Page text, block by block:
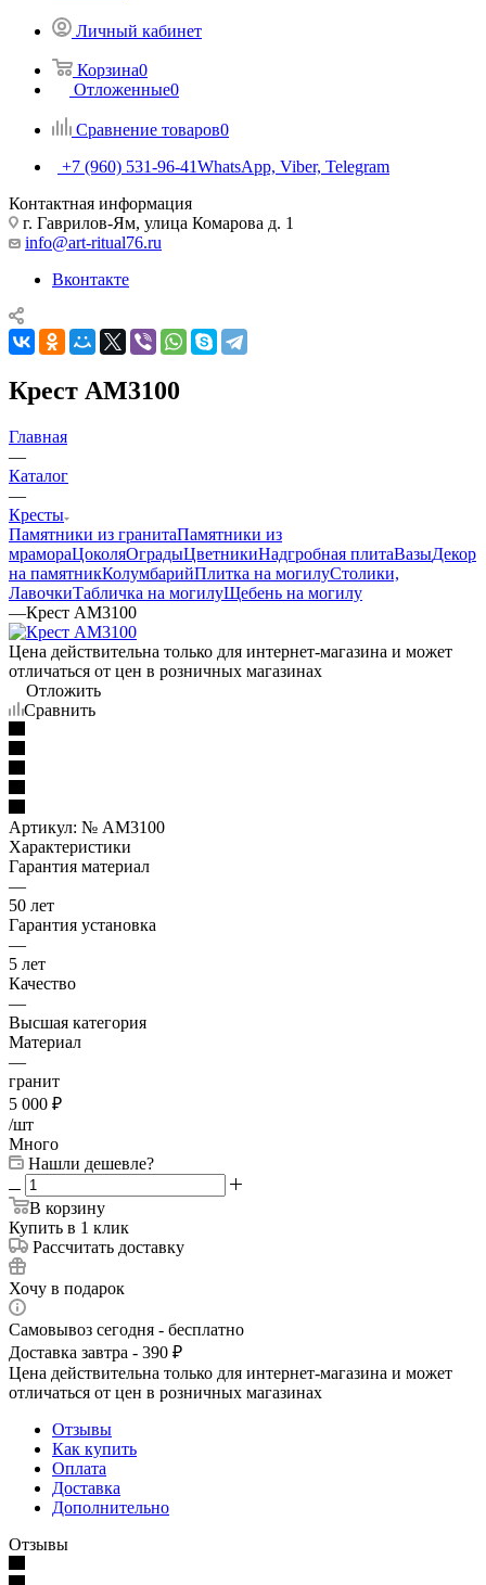
Личный кабинет
Корзина0
Отложенные0
Сравнение товаров0
+7 (960) 531-96-41WhatsApp, Viber, Telegram
Контактная информация
г. Гаврилов-Ям, улица Комарова д. 1
info@art-ritual76.ru
Вконтакте
Крест AM3100
Главная
—
Каталог
—
Кресты
Памятники из гранитаПамятники из
мрамораЦоколяОградыЦветникиНадгробная плитаВазыДекор
на памятникКолумбарийПлитка на могилуСтолики,
ЛавочкиТабличка на могилуЩебень на могилу
—Крест AM3100
Цена действительна только для интернет-магазина и может
отличаться от цен в розничных магазинах
Отложить
Сравнить
Артикул: № AM3100
Характеристики
Гарантия материал
—
50 лет
Гарантия установка
—
5 лет
Качество
—
Высшая категория
Материал
—
гранит
5 000 ₽
/шт
Много
Нашли дешевле?
В корзину
Купить в 1 клик
Рассчитать доставку
Хочу в подарок
Самовывоз сегодня - бесплатно
Доставка завтра - 390 ₽
Цена действительна только для интернет-магазина и может
отличаться от цен в розничных магазинах
Отзывы
Как купить
Оплата
Доставка
Дополнительно
Отзывы